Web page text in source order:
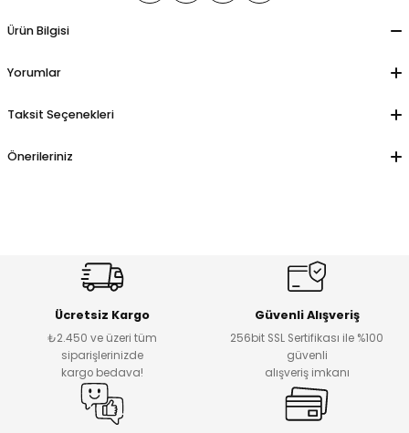
Ürün Bilgisi
Yorumlar
Taksit Seçenekleri
Önerileriniz
Ücretsiz Kargo
₺2.450 ve üzeri tüm
siparişlerinizde
kargo bedava!
Güvenli Alışveriş
256bit SSL Sertifikası ile %100
güvenli
alışveriş imkanı